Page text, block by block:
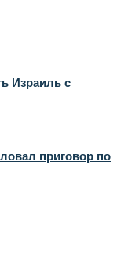
Израиль с
приговор по